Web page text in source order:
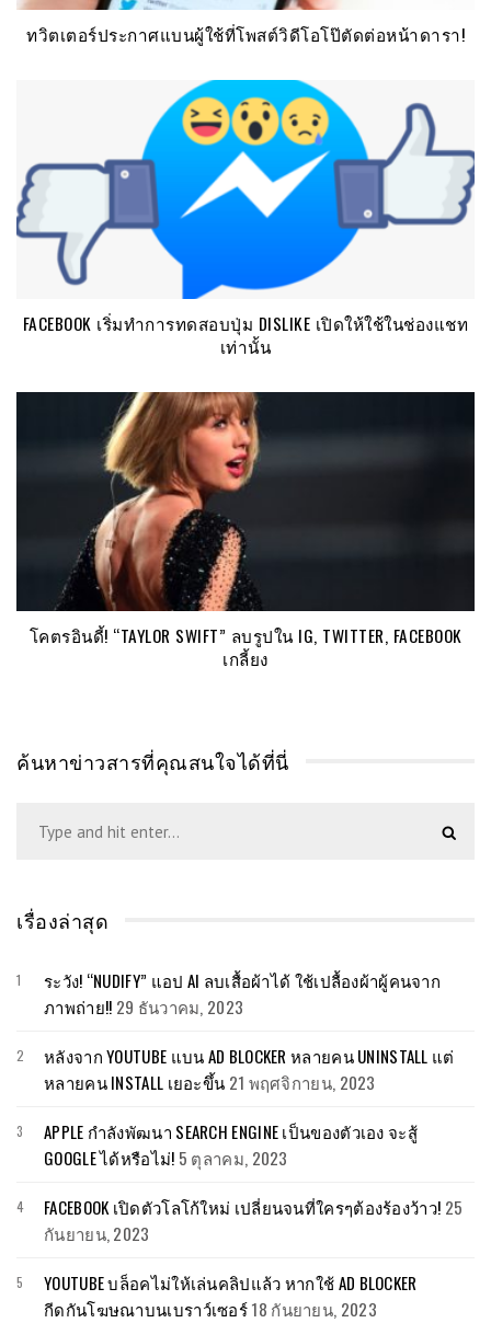
ทวิตเตอร์ประกาศแบนผู้ใช้ที่โพสต์วิดีโอโป๊ตัดต่อหน้าดารา!
FACEBOOK เริ่มทำการทดสอบปุ่ม DISLIKE เปิดให้ใช้ในช่องแชท
เท่านั้น
โคตรอินดี้! “TAYLOR SWIFT” ลบรูปใน IG, TWITTER, FACEBOOK
เกลี้ยง
ค้นหาข่าวสารที่คุณสนใจได้ที่นี่
เรื่องล่าสุด
ระวัง! “NUDIFY” แอป AI ลบเสื้อผ้าได้ ใช้เปลื้องผ้าผู้คนจาก
ภาพถ่าย!! 29 ธันวาคม, 2023
หลังจาก YOUTUBE แบน AD BLOCKER หลายคน UNINSTALL แต่
หลายคน INSTALL เยอะขึ้น 21 พฤศจิกายน, 2023
APPLE กำลังพัฒนา SEARCH ENGINE เป็นของตัวเอง จะสู้
GOOGLE ได้หรือไม่! 5 ตุลาคม, 2023
FACEBOOK เปิดตัวโลโก้ใหม่ เปลี่ยนจนที่ใครๆต้องร้องว้าว! 25
กันยายน, 2023
YOUTUBE บล็อคไม่ให้เล่นคลิปแล้ว หากใช้ AD BLOCKER
กีดกันโฆษณาบนเบราว์เซอร์18 กันยายน, 2023